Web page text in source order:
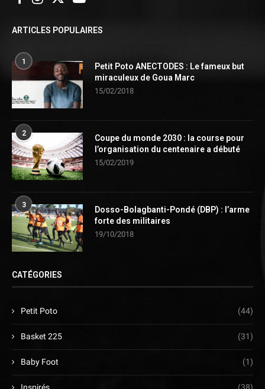
ARTICLES POPULAIRES
1
Petit Poto ANECTODES : Le fameux but
miraculeux de Goua Marc
15/02/2018
2
Coupe du monde 2030 : la course pour
l’organisation du centenaire a débuté
15/02/2019
3
Dosso-Bolagbanti-Pondé (DBP) : l’arme
forte des militaires
19/10/2018
CATÉGORIES
Petit Poto (44)
Basket 225 (31)
Baby Foot (1)
Inspirés (38)